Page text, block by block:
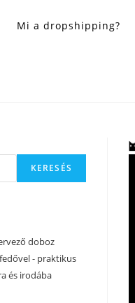
Mi a dropshipping?
KERESÉS
doboz
- praktikus
és irodába